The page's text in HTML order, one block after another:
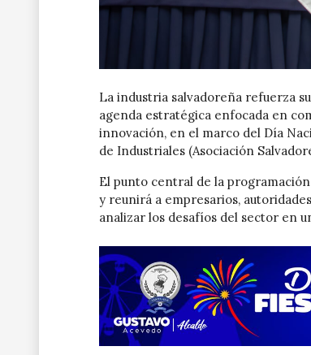
La industria salvadoreña refuerza
agenda estratégica enfocada en
innovación, en el marco del Día
de Industriales (Asociación
El punto central de la
y reunirá a empresarios,
analizar los desafíos del sector en